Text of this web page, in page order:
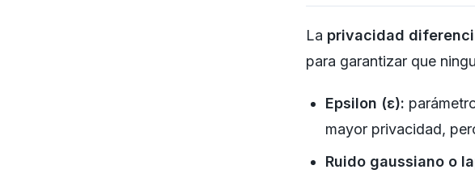
La privacidad
para garantizar que
Epsilon (ε):
mayor privacidad,
Ruido gaussiano o